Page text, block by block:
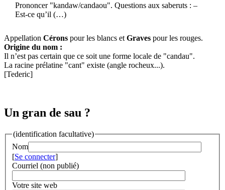
Prononcer "kandaw/candaou". Questions aux saberuts : –
Est-ce qu’il (…)
Appellation Cérons pour les blancs et Graves pour les rouges.
Origine du nom :
Il n’est pas certain que ce soit une forme locale de "candau".
La racine prélatine "cant" existe (angle rocheux...).
[Tederic]
Un gran de sau ?
(identification facultative)
Nom
[Se connecter]
Courriel (non publié)
Votre site web